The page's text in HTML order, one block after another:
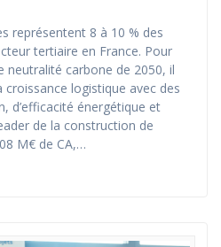
représentent 8 à 10 % des
tertiaire en France. Pour
neutralité carbone de 2050, il
logistique avec des
d’efficacité énergétique et
de la construction de
M€ de CA,…